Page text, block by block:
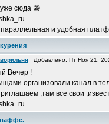
сюда 😁
параллельная и удобная
Добавлено: Пт Ноя 21,
Вечер !
организовали канал в
,там все свои